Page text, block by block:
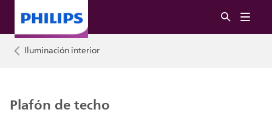
Iluminación interior
Plafón de techo